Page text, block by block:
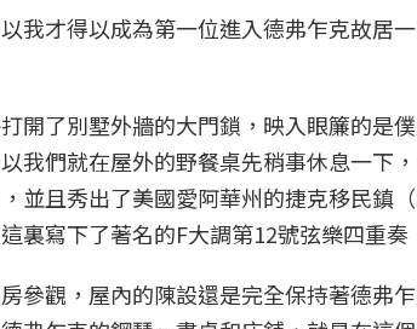
我才得以成為第一位進入德弗乍克故居
開了別墅外牆的大門鎖，映入眼簾的是
我們就在屋外的野餐桌先稍事休息一下
並且秀出了美國愛阿華州的捷克移民鎮
裏寫下了著名的F大調第12號弦樂四重奏
參觀，屋內的陳設還是完全保持著德弗